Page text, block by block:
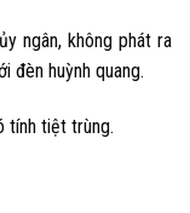
ngân, không phát ra
đèn huỳnh quang.
tính tiệt trùng.